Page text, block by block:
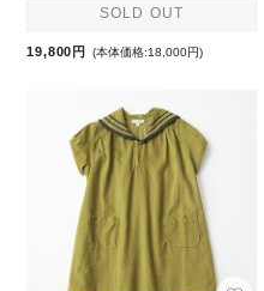
SOLD OUT
19,800円 (本体価格:18,000円)